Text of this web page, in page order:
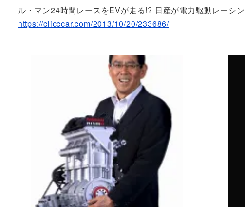
ル・マン24時間レースをEVが走る!? 日産が電力駆動レーシ
https://clicccar.com/2013/10/20/233686/